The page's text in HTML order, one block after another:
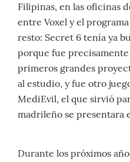
Filipinas, en las oficinas
entre Voxel y el programa
resto: Secret 6 tenía ya
porque fue
primeros grandes
al estudio, y fue otro
MediEvil, el que sirvió
madrileño se presentara
Durante los próximos